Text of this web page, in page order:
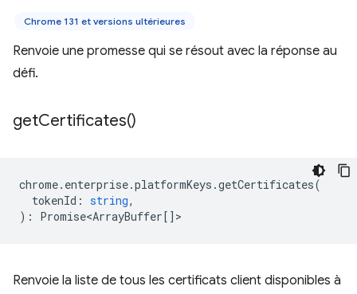
Chrome 131 et versions ultérieures
Renvoie une promesse qui se résout avec la réponse au
défi.
getCertificates()
chrome. enterprise.platformKeys .getCertificates(
tokenId : string,
) : Promise<ArrayBuffer[]>
Renvoie la liste de tous les certificats client disponibles à